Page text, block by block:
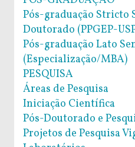
Pós-graduação Stricto
Doutorado (PPGEP-
Pós-graduação Lato
(Especialização/MBA)
PESQUISA
Áreas de Pesquisa
Iniciação Científica
Pós-Doutorado e
Projetos de Pesquisa